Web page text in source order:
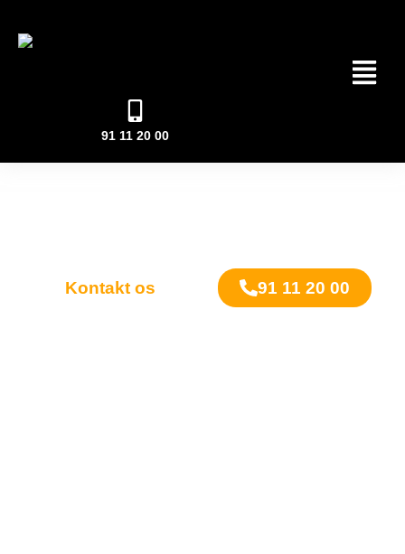
91 11 20 00gulvfuger?
Vi tilbyder professionel gulvfugning, der sikrer smukke,
91 11 20 00
Kontakt os